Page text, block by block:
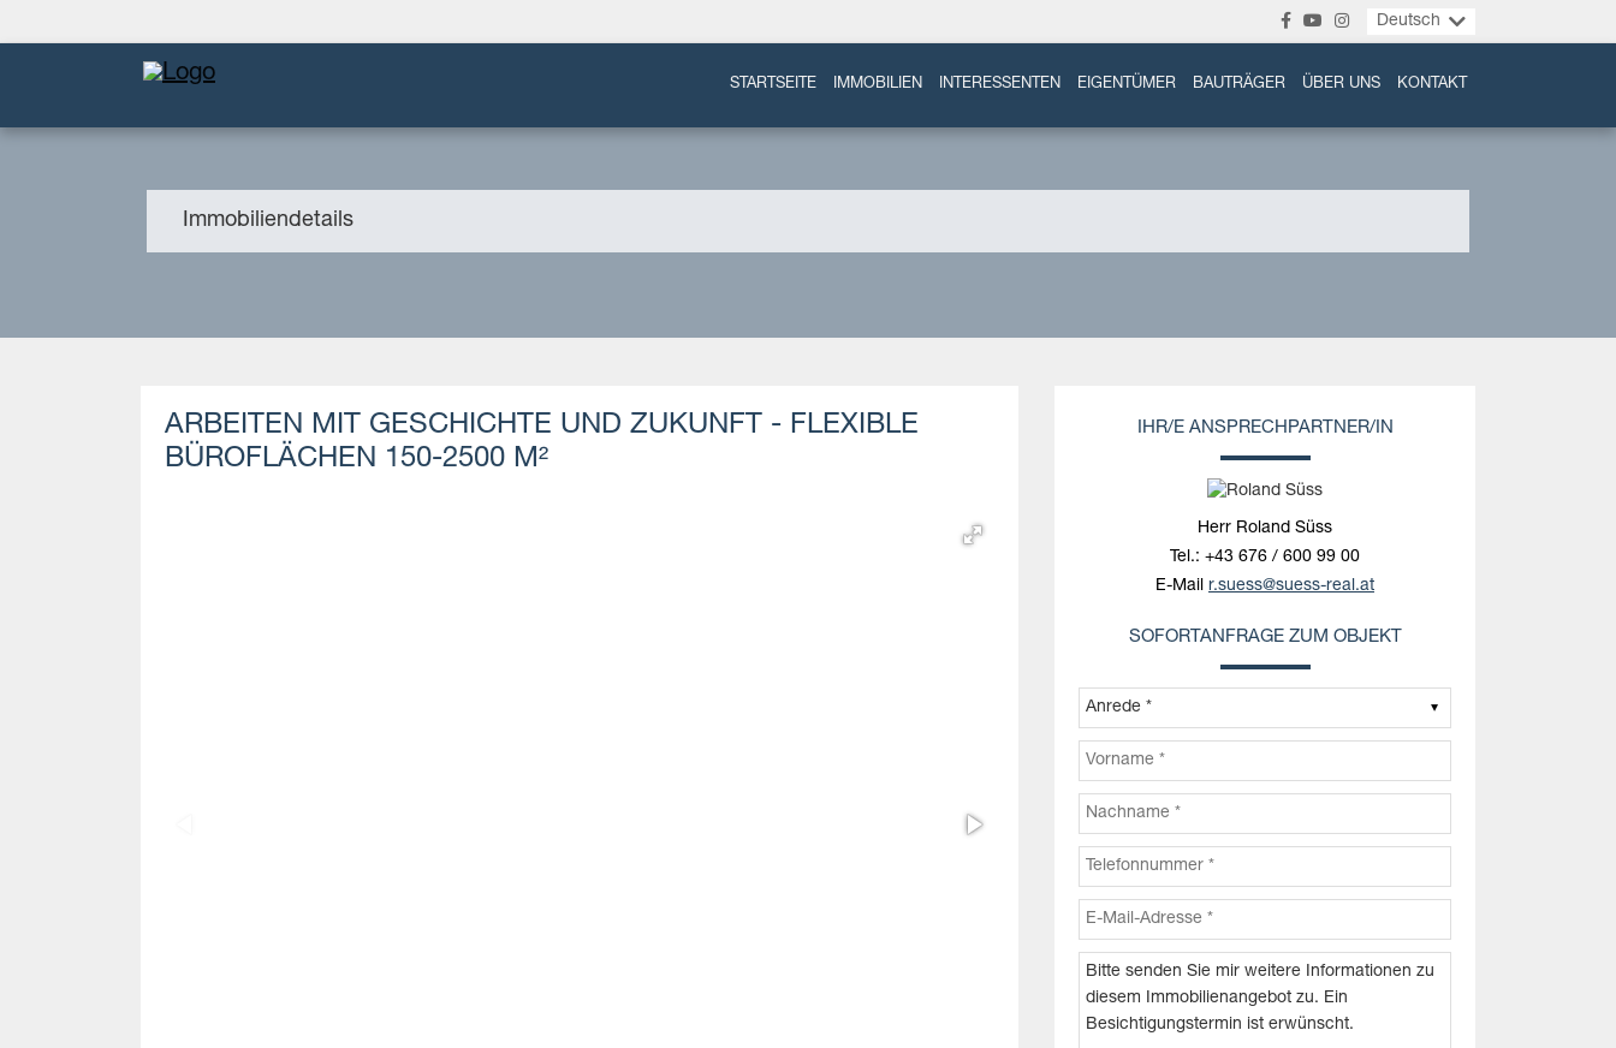
Deutsch
STARTSEITE IMMOBILIEN INTERESSENTEN EIGENTÜMER BAUTRÄGER ÜBER UNS KONTAKT
Immobiliendetails
ARBEITEN MIT GESCHICHTE UND ZUKUNFT - FLEXIBLE
BÜROFLÄCHEN 150-2500 M²
IHR/E ANSPRECHPARTNER/IN
Herr Roland Süss
Tel.: +43 676 / 600 99 00
E-Mail r.suess@suess-real.at
SOFORTANFRAGE ZUM OBJEKT